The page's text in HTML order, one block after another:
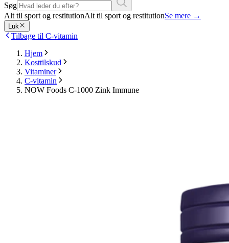
Søg
Alt til sport og restitutionAlt til sport og restitutionSe mere →
Luk
Tilbage til C-vitamin
Hjem
Kosttilskud
Vitaminer
C-vitamin
NOW Foods C-1000 Zink Immune